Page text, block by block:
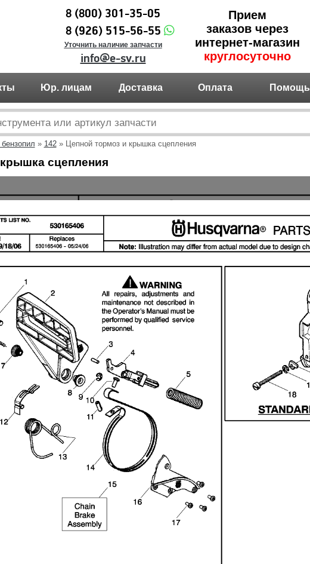
8 (800) 301-35-05
Прием
заказов через
интернет-магазин
круглосуточно
8 (926) 515-56-55
Уточнить наличие запчасти
info@e-sv.ru
Юр. лицам Доставка Оплата Помощь
» 142» Цепной тормоз и крышка сцепления
сцепления